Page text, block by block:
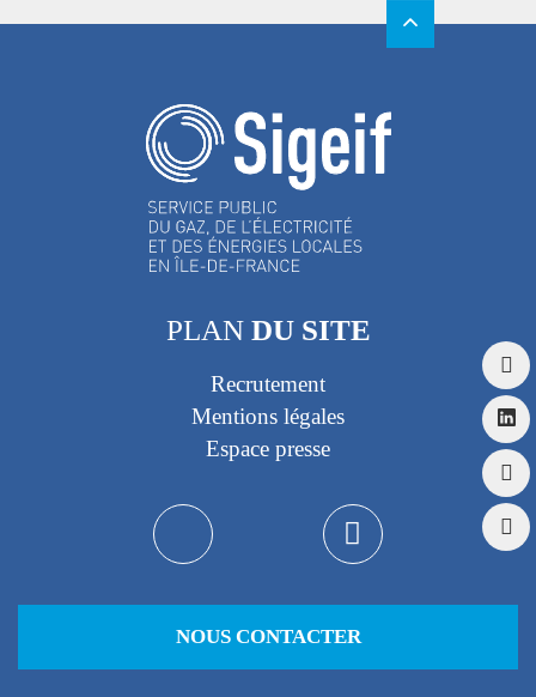
PLAN DU SITE
Recrutement
Mentions légales
Espace presse
NOUS CONTACTER